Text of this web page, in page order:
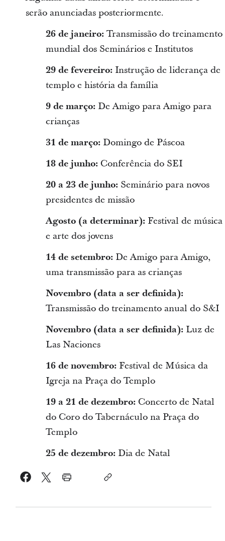
serão anunciadas posteriormente.
26 de janeiro:Transmissão do treinamento
mundial dos Seminários e Institutos
29 de fevereiro:Instrução de liderança de
templo e história da família
9 de março: De Amigo para Amigo para
crianças
31 de março: Domingo de Páscoa
18 de junho:Conferência do SEI
20 a 23 de junho:Seminário para novos
presidentes de missão
Agosto (a determinar): Festival de música
e arte dos jovens
14 de setembro: De Amigo para Amigo,
uma transmissão para as crianças
Novembro (data a ser definida):
Transmissão do treinamento anual do S&I
Novembro (data a ser definida):Luz de
Las Naciones
16 de novembro:Festival de Música da
Igreja na Praça do Templo
19 a 21 de dezembro:Concerto de Natal
do Coro do Tabernáculo na Praça do
Templo
25 de dezembro:Dia de Natal